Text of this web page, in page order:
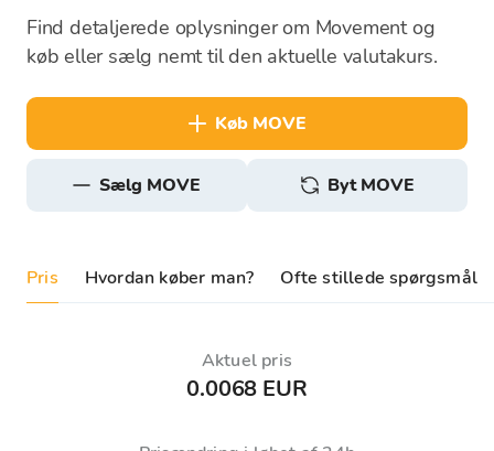
Find detaljerede oplysninger om Movement og
køb eller sælg nemt til den aktuelle valutakurs.
køb MOVE
sælg MOVE Byt MOVE
Pris Hvordan køber man? Ofte stillede spørgsmål
Aktuel pris
0.0068 EUR